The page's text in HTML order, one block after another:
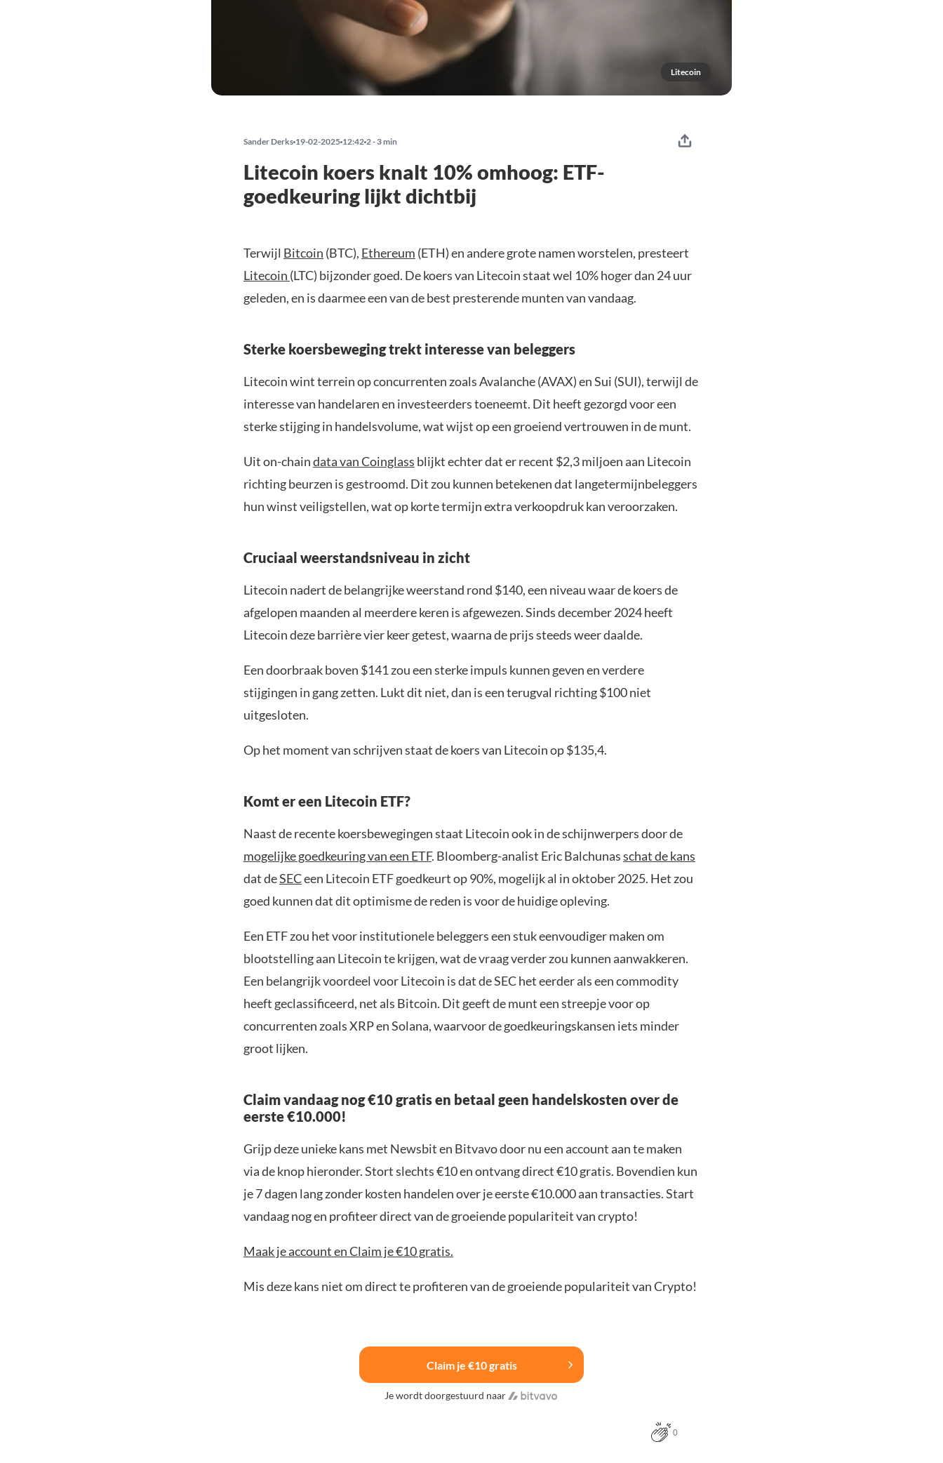
Litecoin
Sander Derks 19-02-2025 12:42 2 - 3 min
Litecoin koers knalt 10% omhoog: ETF-
goedkeuring lijkt dichtbij
Terwijl Bitcoin (BTC), Ethereum (ETH) en andere grote namen worstelen, presteert
Litecoin (LTC) bijzonder goed. De koers van Litecoin staat wel 10% hoger dan 24 uur
geleden, en is daarmee een van de best presterende munten van vandaag.
Sterke koersbeweging trekt interesse van beleggers
Litecoin wint terrein op concurrenten zoals Avalanche (AVAX) en Sui (SUI), terwijl de
interesse van handelaren en investeerders toeneemt. Dit heeft gezorgd voor een
sterke stijging in handelsvolume, wat wijst op een groeiend vertrouwen in de munt.
Uit on-chaindata van Coinglass blijkt echter dat er recent $2,3 miljoen aan Litecoin
richting beurzen is gestroomd. Dit zou kunnen betekenen dat langetermijnbeleggers
hun winst veiligstellen, wat op korte termijn extra verkoopdruk kan veroorzaken.
Cruciaal weerstandsniveau in zicht
Litecoin nadert de belangrijke weerstand rond $140, een niveau waar de koers de
afgelopen maanden al meerdere keren is afgewezen. Sinds december 2024 heeft
Litecoin deze barrière vier keer getest, waarna de prijs steeds weer daalde.
Een doorbraak boven $141 zou een sterke impuls kunnen geven en verdere
stijgingen in gang zetten. Lukt dit niet, dan is een terugval richting $100 niet
uitgesloten.
Op het moment van schrijven staat de koers van Litecoin op $135,4.
Komt er een Litecoin ETF?
Naast de recente koersbewegingen staat Litecoin ook in de schijnwerpers door de
mogelijke goedkeuring van een ETF. Bloomberg-analist Eric Balchunasschat de kans
dat deSECeen Litecoin ETF goedkeurt op 90%, mogelijk al in oktober 2025. Het zou
goed kunnen dat dit optimisme de reden is voor de huidige opleving.
Een ETF zou het voor institutionele beleggers een stuk eenvoudiger maken om
blootstelling aan Litecoin te krijgen, wat de vraag verder zou kunnen aanwakkeren.
Een belangrijk voordeel voor Litecoin is dat de SEC het eerder als een commodity
heeft geclassificeerd, net als Bitcoin. Dit geeft de munt een streepje voor op
concurrenten zoals XRP en Solana, waarvoor de goedkeuringskansen iets minder
groot lijken.
Claim vandaag nog €10 gratis en betaal geen handelskosten over de
eerste €10.000!
Grijp deze unieke kans met Newsbit en Bitvavo door nu een account aan te maken
via de knop hieronder. Stort slechts €10 en ontvang direct €10 gratis. Bovendien kun
je 7 dagen lang zonder kosten handelen over je eerste €10.000 aan transacties. Start
vandaag nog en profiteer direct van de groeiende populariteit van crypto!
Maak je account en Claim je €10 gratis.
Mis deze kans niet om direct te profiteren van de groeiende populariteit van Crypto!
Claim je €10 gratis
Je wordt doorgestuurd naar
0